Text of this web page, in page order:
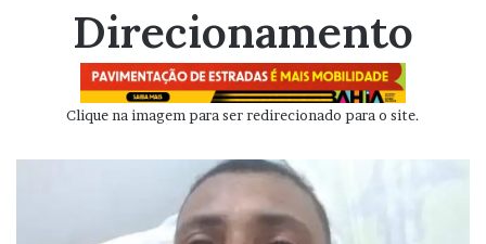
Direcionamento
Clique na imagem para ser redirecionado para o site.